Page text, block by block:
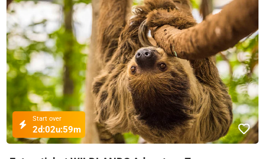
Start over
2d:02u:59m